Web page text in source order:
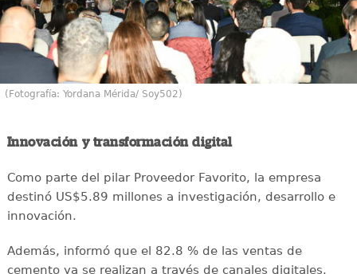
(Fotografía: Yordana Mérida/ Soy502)
Innovación y transformación digital
Como parte del pilar Proveedor Favorito, la empresa
destinó US$5.89 millones a investigación, desarrollo e
innovación.
Además, informó que el 82.8 % de las ventas de
cemento ya se realizan a través de canales digitales.